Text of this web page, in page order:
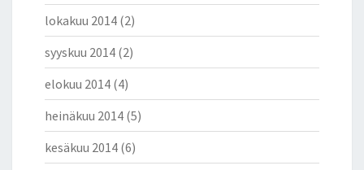
lokakuu 2014 (2)
syyskuu 2014 (2)
elokuu 2014 (4)
heinäkuu 2014 (5)
kesäkuu 2014 (6)